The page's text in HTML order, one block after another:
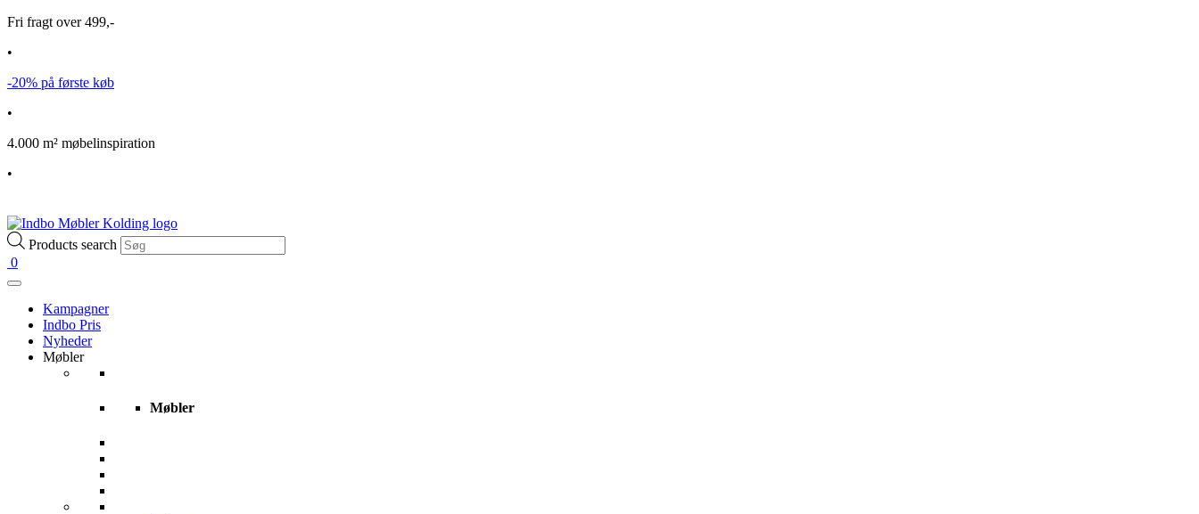
Fri fragt over 499,-
•
-20% på første køb
•
4.000 m² møbelinspiration
•
Products search
0
Kampagner
Indbo Pris
Nyheder
Møbler
Møbler